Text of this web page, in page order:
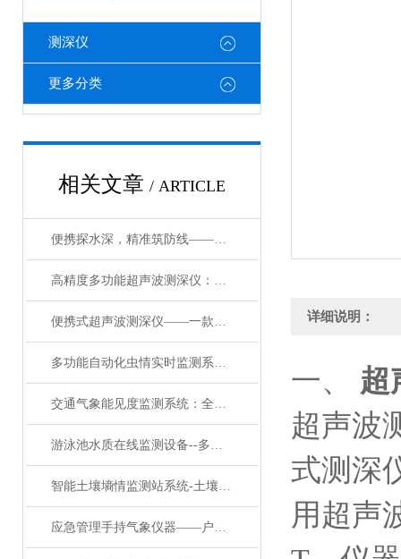
测深仪
更多分类
相关文章 / ARTICLE
便携探水深，精准筑防线——便携式超声波水深测深仪赋能多场景水域监测
高精度多功能超声波测深仪：水域探测的核心利器
便携式超声波测深仪——一款功能却十分*的超声波水深探测仪
多功能自动化虫情实时监测系统@万象新品上架
交通气象能见度监测系统：全链条感知联动，构筑道路安全屏障
游泳池水质在线监测设备--多参数水质在线监测仪：水质监测的全能助手
智能土壤墒情监测站系统-土壤水分的晴雨表：多层墒情监测站助力农业决策
应急管理手持气象仪器——户外探险好帮手的袖珍气象仪#2024已更新
详细说明：
一、 超
超声波
式测深
用超声